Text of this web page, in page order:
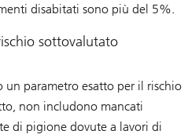
disabitati sono più del 5%.
sottovalutato
parametro esatto per il rischio
non includono mancati
di pigione dovute a lavori di